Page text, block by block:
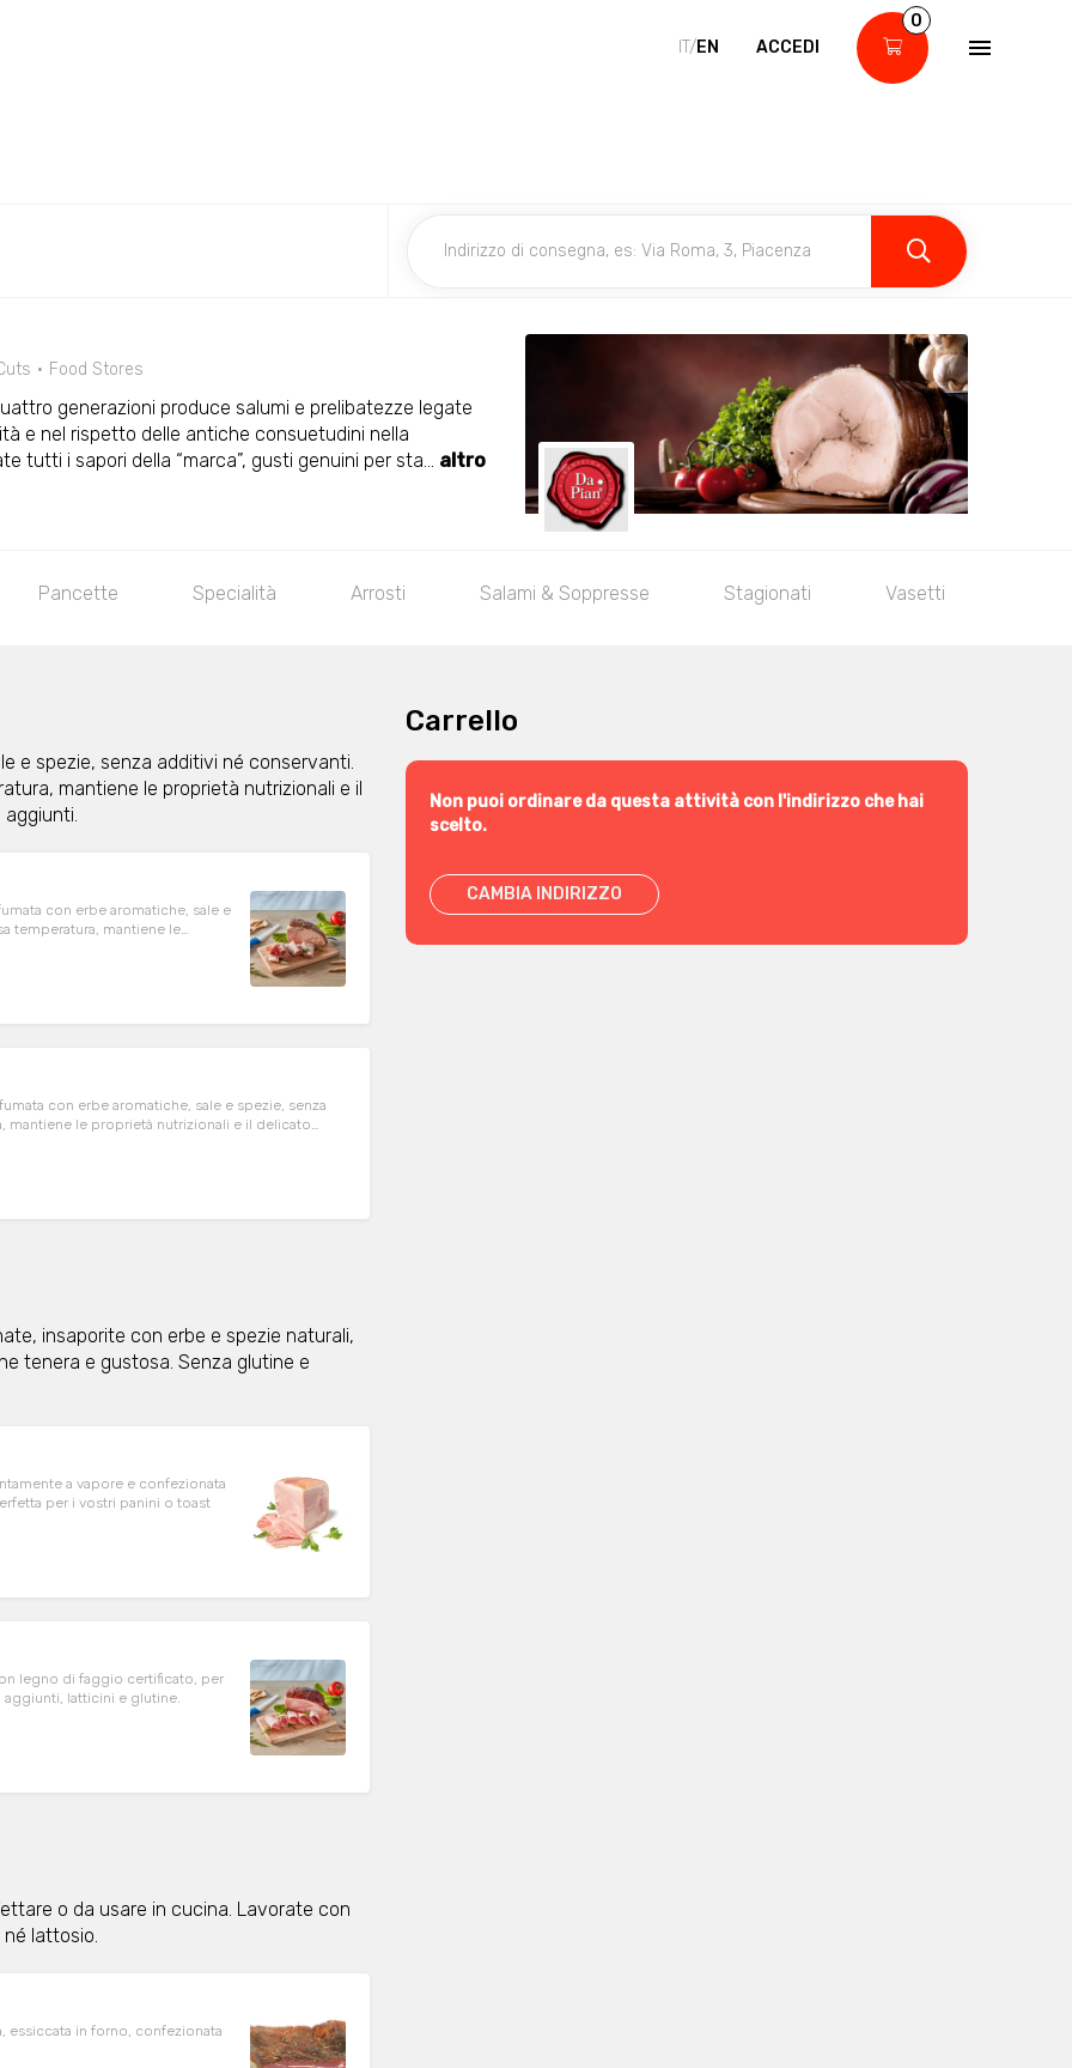
IT/EN ACCEDI
0
Food Stores
generazioni produce salumi e prelibatezze legate
e nel rispetto delle antiche consuetudini nella
tutti i sapori della “marca”, gusti genuini per sta... altro
Pancette Specialità Arrosti Salami & Soppresse Stagionati Vasetti
e spezie, senza additivi né conservanti.
mantiene le proprietà nutrizionali e il
aggiunti.
con erbe aromatiche, sale e
temperatura, mantiene le
e nitriti aggiunti. Non
con erbe aromatiche, sale e spezie, senza
mantiene le proprietà nutrizionali e il delicato
lattosio
insaporite con erbe e spezie naturali,
tenera e gustosa. Senza glutine e
a vapore e confezionata
per i vostri panini o toast
legno di faggio certificato, per
latticini e glutine.
o da usare in cucina. Lavorate con
lattosio.
essiccata in forno, confezionata
Carrello
Non puoi ordinare da questa attività con l'indirizzo che hai
scelto.
CAMBIA INDIRIZZO